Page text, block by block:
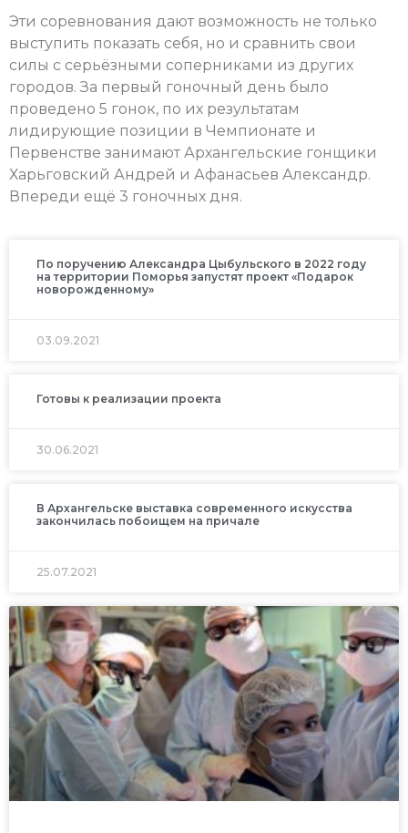
Эти соревнования дают возможность не только
выступить показать себя, но и сравнить свои
силы с серьёзными соперниками из других
городов. За первый гоночный день было
проведено 5 гонок, по их результатам
лидирующие позиции в Чемпионате и
Первенстве занимают Архангельские гонщики
Харьговский Андрей и Афанасьев Александр.
Впереди ещё 3 гоночных дня.
По поручению Александра Цыбульского в 2022 году
на территории Поморья запустят проект «Подарок
новорожденному»
03.09.2021
Готовы к реализации проекта
30.06.2021
В Архангельске выставка современного искусства
закончилась побоищем на причале
25.07.2021